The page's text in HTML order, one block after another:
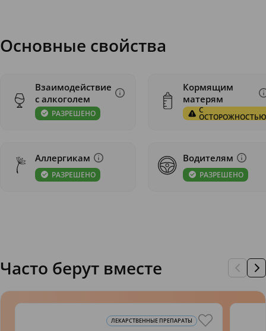
Основные свойства
Взаимодействие
с алкоголем
РАЗРЕШЕНО
Кормящим
матерям
С
ОСТОРОЖНОСТЬЮ
Аллергикам
РАЗРЕШЕНО
Водителям
РАЗРЕШЕНО
Часто берут вместе
ЛЕКАРСТВЕННЫЕ ПРЕПАРАТЫ